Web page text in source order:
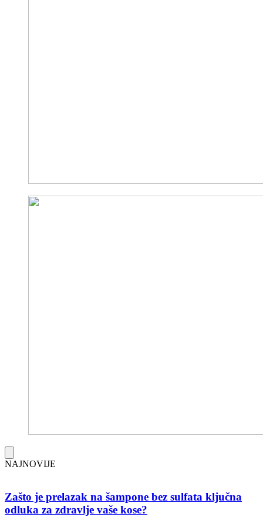
NAJNOVIJE
Zašto je prelazak na šampone bez sulfata ključna
odluka za zdravlje vaše kose?